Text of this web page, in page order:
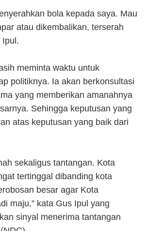
bola kepada saya. Mau
atau dikembalikan, terserah
Ipul.
meminta waktu untuk
politiknya. Ia akan berkonsultasi
yang memberikan amanahnya
Sehingga keputusan yang
atas keputusan yang baik dari
sekaligus tantangan. Kota
tertinggal dibanding kota
besar agar Kota
maju,” kata Gus Ipul yang
sinyal menerima tantangan